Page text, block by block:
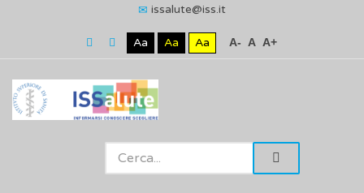
issalute@iss.it
Aa Aa Aa A- A A+